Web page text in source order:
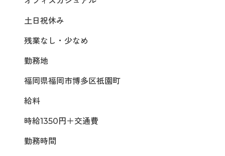
土日祝休み
残業なし・少なめ
勤務地
福岡県福岡市博多区祇園町
給料
時給1350円＋交通費
勤務時間